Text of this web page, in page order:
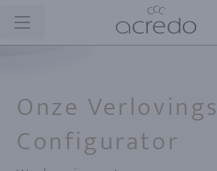
Onze
Configurator